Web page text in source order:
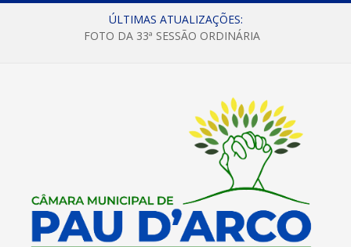
ÚLTIMAS ATUALIZAÇÕES:
FOTO DA 33ª SESSÃO ORDINÁRIA